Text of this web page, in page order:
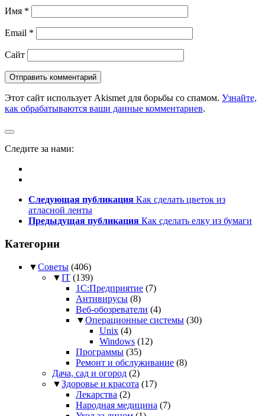
Имя *
Email *
Сайт
Этот сайт использует Akismet для борьбы со спамом. Узнайте,
как обрабатываются ваши данные комментариев.
Следите за нами:
Следующая публикация Как сделать цветок из
атласной ленты
Предыдущая публикация Как сделать елку из бумаги
Категории
▼Советы (406)
▼IT (139)
1С:Предприятие (7)
Антивирусы (8)
Веб-обозреватели (4)
▼Операционные системы (30)
Unix (4)
Windows (12)
Программы (35)
Ремонт и обслуживание (8)
Дача, сад и огород (2)
▼Здоровье и красота (17)
Лекарства (2)
Народная медицина (7)